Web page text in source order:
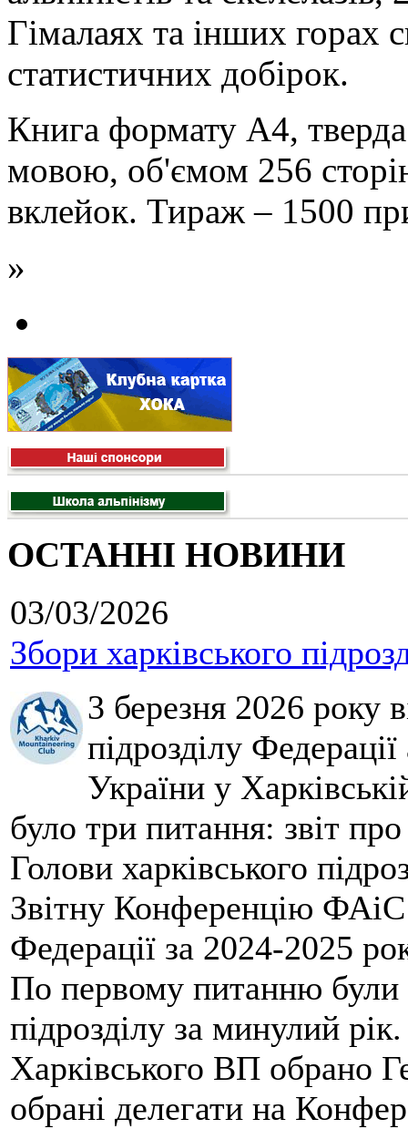
Гімалаях та інших горах
статистичних добірок.
Книга формату А4,
мовою, об'ємом 256
вклейок. Тираж – 1500
»
ОСТАННІ НОВИНИ
03/03/2026
Збори харківського
3 березня 2026 року
підрозділу
України у
було три питання: звіт
Голови харківського
Звітну Конференцію
Федерації за 2024-2025
По первому питанню були
підрозділу за минулий
Харківського ВП обрано
обрані делегати на